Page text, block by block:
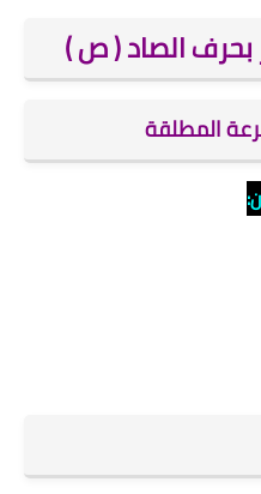
بحرف الصاد ( ص )
المطلقة